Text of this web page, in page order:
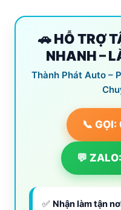
🚗 HỖ TRỢ
NHANH –
Thành Phát Auto –
📞
💬
✅ Nhận làm tận